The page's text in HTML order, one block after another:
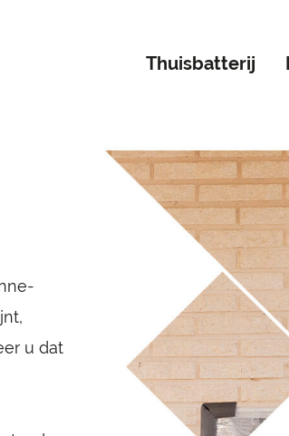
Thuisbatterij
u dat